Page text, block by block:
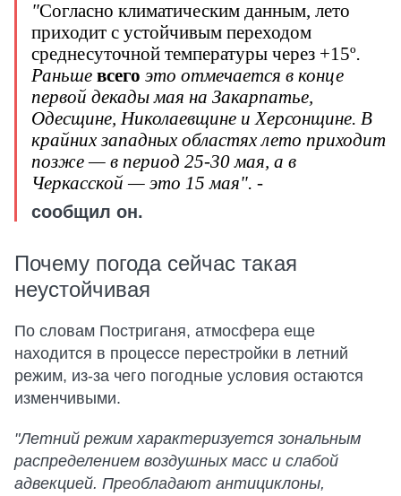
"Согласно климатическим данным, лето
приходит с устойчивым переходом
среднесуточной температуры через +15º.
Раньше всего это отмечается в конце
первой декады мая на Закарпатье,
Одесщине, Николаевщине и Херсонщине. В
крайних западных областях лето приходит
позже — в период 25-30 мая, а в
Черкасской — это 15 мая". -
сообщил он.
Почему погода сейчас такая
неустойчивая
По словам Постриганя, атмосфера еще
находится в процессе перестройки в летний
режим, из-за чего погодные условия остаются
изменчивыми.
"Летний режим характеризуется зональным
распределением воздушных масс и слабой
адвекцией. Преобладают антициклоны,